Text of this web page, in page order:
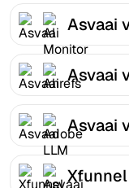
Asvaai
Asvaai
Asvaai